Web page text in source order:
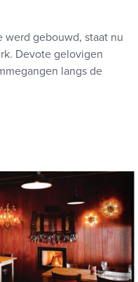
werd gebouwd, staat nu
Devote gelovigen
langs de